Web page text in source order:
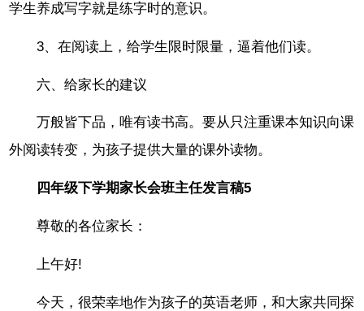
学生养成写字就是练字时的意识。
3、在阅读上，给学生限时限量，逼着他们读。
六、给家长的建议
万般皆下品，唯有读书高。要从只注重课本知识向课
外阅读转变，为孩子提供大量的课外读物。
四年级下学期家长会班主任发言稿5
尊敬的各位家长：
上午好!
今天，很荣幸地作为孩子的英语老师，和大家共同探